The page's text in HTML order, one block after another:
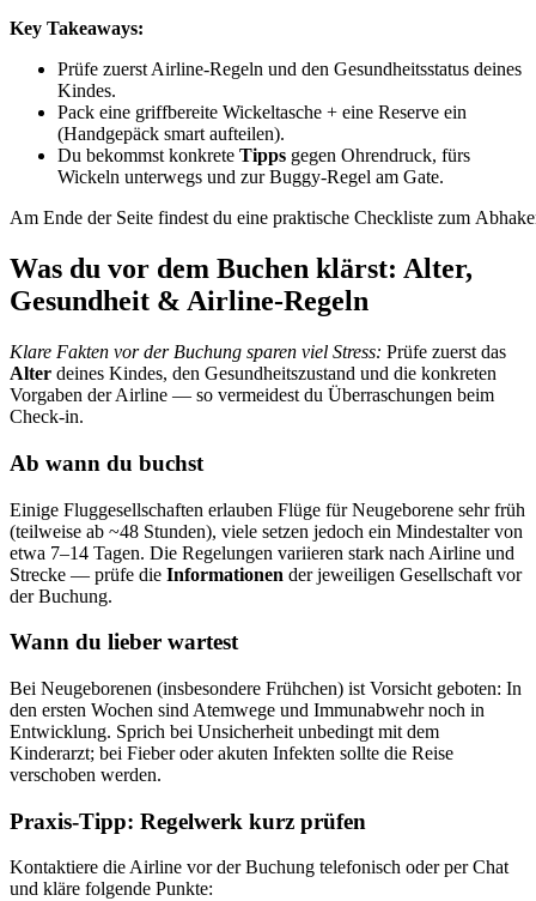
Key Takeaways:
Prüfe zuerst Airline‑Regeln und den Gesundheitsstatus deines
Kindes.
Pack eine griffbereite Wickeltasche + eine Reserve ein
(Handgepäck smart aufteilen).
Du bekommst konkrete Tipps gegen Ohrendruck, fürs
Wickeln unterwegs und zur Buggy‑Regel am Gate.
Am Ende der Seite findest du eine praktische Checkliste zum
Was du vor dem Buchen klärst: Alter,
Gesundheit & Airline-Regeln
Klare Fakten vor der Buchung sparen viel Stress: Prüfe zuerst das
Alter deines Kindes, den Gesundheitszustand und die konkreten
Vorgaben der Airline — so vermeidest du Überraschungen beim
Check‑in.
Ab wann du buchst
Einige Fluggesellschaften erlauben Flüge für Neugeborene sehr früh
(teilweise ab ~48 Stunden), viele setzen jedoch ein Mindestalter von
etwa 7–14 Tagen. Die Regelungen variieren stark nach Airline und
Strecke — prüfe die Informationen der jeweiligen Gesellschaft vor
der Buchung.
Wann du lieber wartest
Bei Neugeborenen (insbesondere Frühchen) ist Vorsicht geboten: In
den ersten Wochen sind Atemwege und Immunabwehr noch in
Entwicklung. Sprich bei Unsicherheit unbedingt mit dem
Kinderarzt; bei Fieber oder akuten Infekten sollte die Reise
verschoben werden.
Praxis‑Tipp: Regelwerk kurz prüfen
Kontaktiere die Airline vor der Buchung telefonisch oder per Chat
und kläre folgende Punkte: